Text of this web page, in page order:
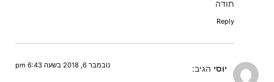
תודה
Reply
יוסי הגיב: נובמבר 6, 2018 בשעה 6:43 pm